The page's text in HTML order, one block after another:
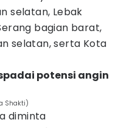
selatan, Lebak
bagian barat,
selatan, serta Kota
potensi angin
Shakti)
diminta